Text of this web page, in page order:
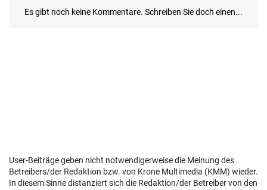
User-Beiträge geben nicht notwendigerweise die Meinung des
Betreibers/der Redaktion bzw. von Krone Multimedia (KMM) wieder.
In diesem Sinne distanziert sich die Redaktion/der Betreiber von den